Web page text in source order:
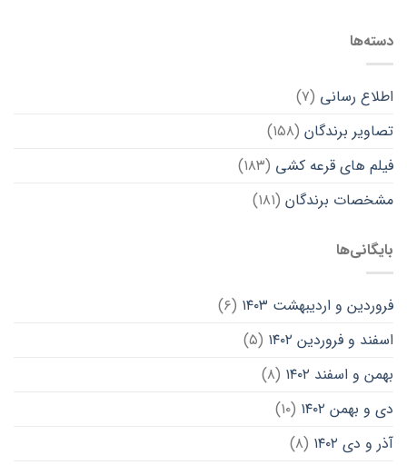
دسته‌ها
اطلاع رسانی (۷)
تصاویر برندگان (۱۵۸)
فیلم های قرعه کشی (۱۸۳)
مشخصات برندگان (۱۸۱)
بایگانی‌ها
فروردین و اردیبهشت ۱۴۰۳
(۶)
اسفند و فروردین ۱۴۰۲
(۵)
بهمن و اسفند ۱۴۰۲
(۸)
دی و بهمن ۱۴۰۲
(۱۰)
آذر و دی ۱۴۰۲
(۸)